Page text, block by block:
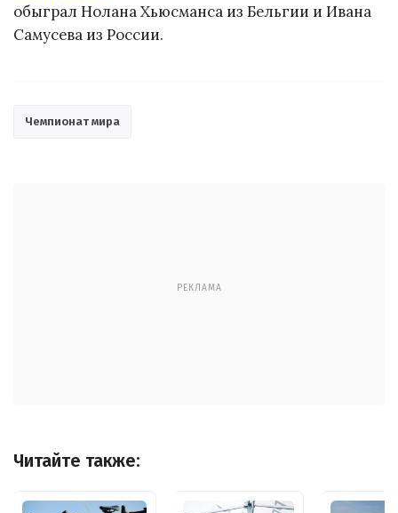
обыграл Нолана Хьюсманса из Бельгии и Ивана
Самусева из России.
Чемпионат мира
РЕКЛАМА
Читайте также: